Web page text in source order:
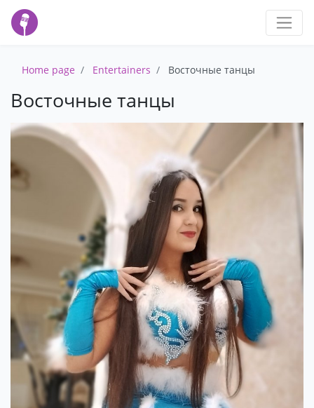
Home page Entertainers Восточные танцы
Восточные танцы